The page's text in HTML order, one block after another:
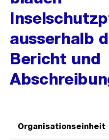
ausserhalb
Bericht und
Organisationseinheit